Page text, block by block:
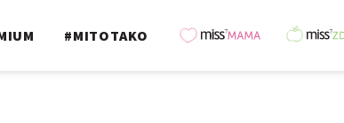
#MITOTAKO